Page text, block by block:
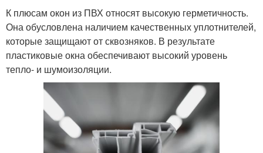
К плюсам окон из ПВХ относят высокую герметичность.
Она обусловлена наличием качественных уплотнителей,
которые защищают от сквозняков. В результате
пластиковые окна обеспечивают высокий уровень
тепло- и шумоизоляции.